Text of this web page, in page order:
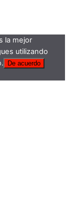
la mejor
utilizando
De acuerdo